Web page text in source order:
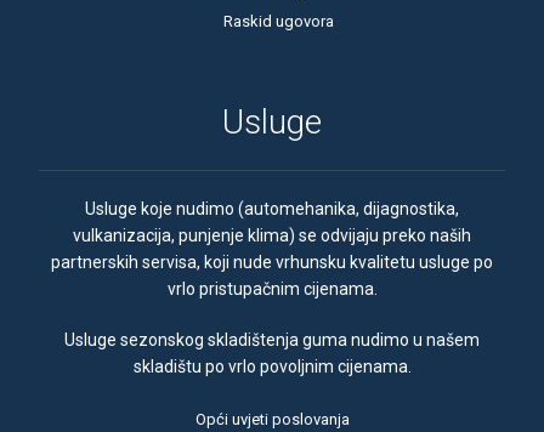
Raskid ugovora
Usluge
Usluge koje nudimo (automehanika, dijagnostika,
vulkanizacija, punjenje klima) se odvijaju preko naših
partnerskih servisa, koji nude vrhunsku kvalitetu usluge po
vrlo pristupačnim cijenama.
Usluge sezonskog skladištenja guma nudimo u našem
skladištu po vrlo povoljnim cijenama.
Opći uvjeti poslovanja